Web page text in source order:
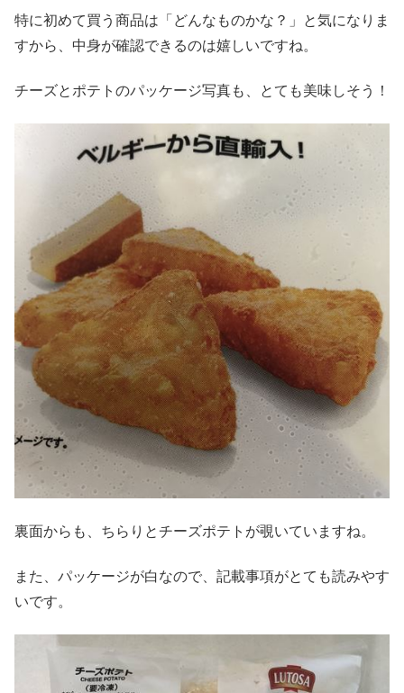
特に初めて買う商品は「どんなものかな？」と気になりま
すから、中身が確認できるのは嬉しいですね。
チーズとポテトのパッケージ写真も、とても美味しそう！
裏面からも、ちらりとチーズポテトが覗いていますね。
また、パッケージが白なので、記載事項がとても読みやす
いです。